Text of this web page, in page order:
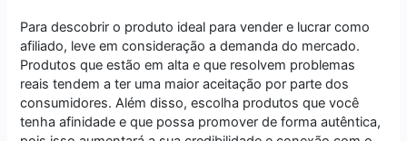
Para descobrir o produto ideal para vender e lucrar como
afiliado, leve em consideração a demanda do mercado.
Produtos que estão em alta e que resolvem problemas
reais tendem a ter uma maior aceitação por parte dos
consumidores. Além disso, escolha produtos que você
tenha afinidade e que possa promover de forma autêntica,